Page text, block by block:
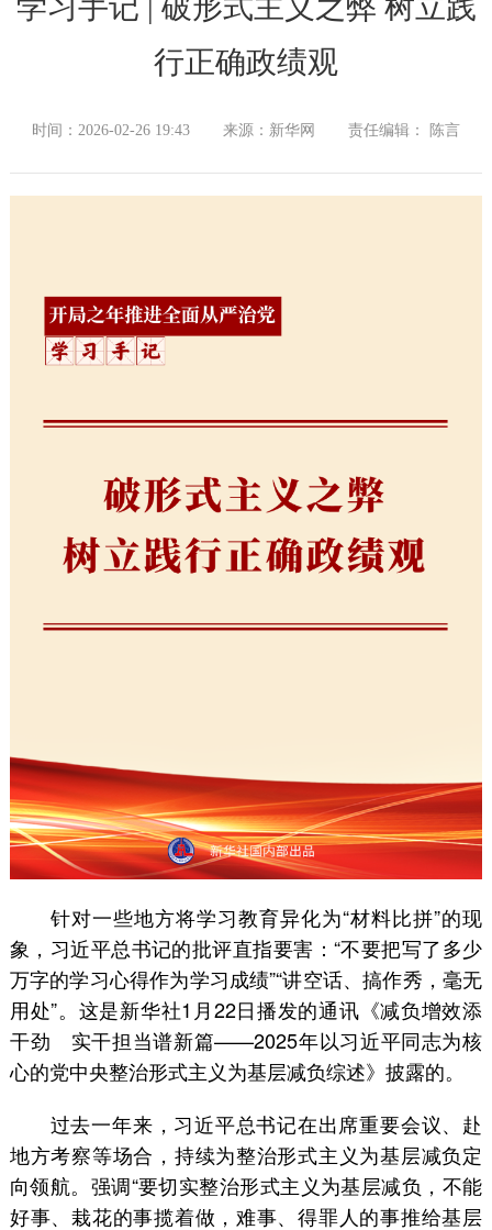
学习手记 | 破形式主义之弊 树立践
行正确政绩观
时间：2026-02-26 19:43 来源：新华网 责任编辑： 陈言
针对一些地方将学习教育异化为“材料比拼”的现
象，习近平总书记的批评直指要害：“不要把写了多少
万字的学习心得作为学习成绩”“讲空话、搞作秀，毫无
用处”。这是新华社1月22日播发的通讯《减负增效添
干劲 实干担当谱新篇——2025年以习近平同志为核
心的党中央整治形式主义为基层减负综述》披露的。
过去一年来，习近平总书记在出席重要会议、赴
地方考察等场合，持续为整治形式主义为基层减负定
向领航。强调“要切实整治形式主义为基层减负，不能
好事、栽花的事揽着做，难事、得罪人的事推给基层